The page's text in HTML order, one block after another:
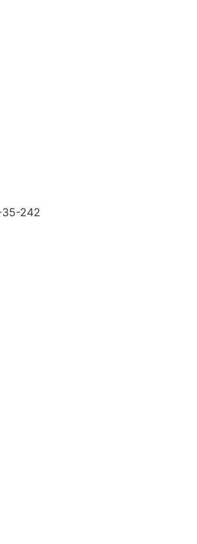
35-242